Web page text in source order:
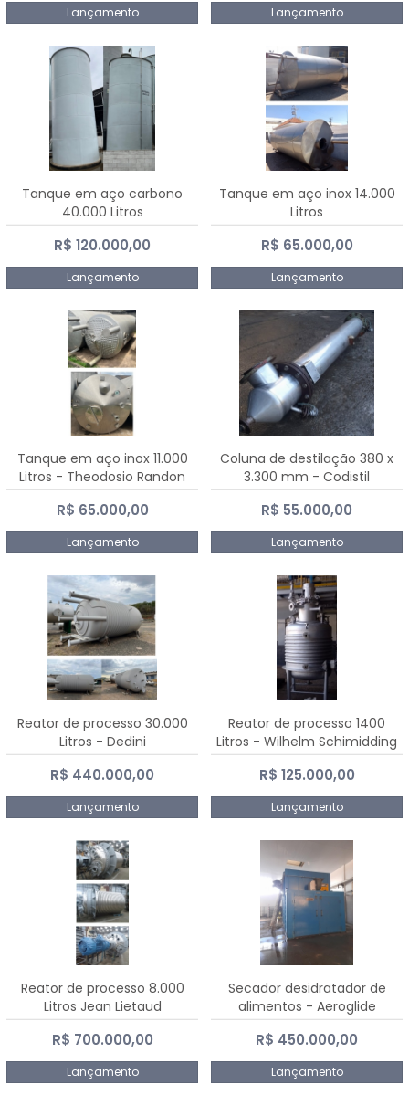
Lançamento Lançamento
Tanque em aço carbono
40.000 Litros
R$ 120.000,00
Lançamento
Tanque em aço inox 14.000
Litros
R$ 65.000,00
Lançamento
Tanque em aço inox 11.000
Litros - Theodosio Randon
R$ 65.000,00
Lançamento
Coluna de destilação 380 x
3.300 mm - Codistil
R$ 55.000,00
Lançamento
Reator de processo 30.000
Litros - Dedini
R$ 440.000,00
Lançamento
Reator de processo 1400
Litros - Wilhelm Schimidding
R$ 125.000,00
Lançamento
Reator de processo 8.000
Litros Jean Lietaud
R$ 700.000,00
Lançamento
Secador desidratador de
alimentos - Aeroglide
R$ 450.000,00
Lançamento